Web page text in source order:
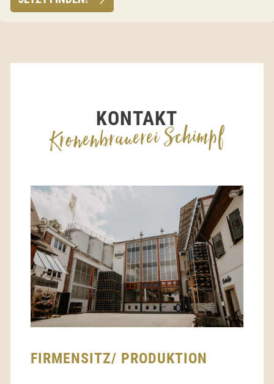
KONTAKT
Kronenbrauerei Schimpf
FIRMENSITZ/ PRODUKTION